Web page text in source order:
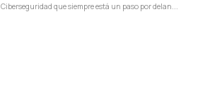
Ciberseguridad que siempre está un paso por delan...